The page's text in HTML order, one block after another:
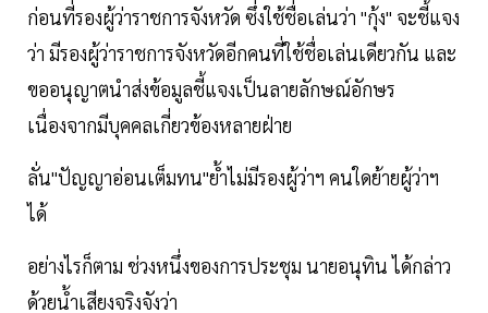
ก่อนที่รองผู้ว่าราชการจังหวัด ซึ่งใช้ชื่อเล่นว่า "กุ้ง" จะชี้แจง
ว่า มีรองผู้ว่าราชการจังหวัดอีกคนที่ใช้ชื่อเล่นเดียวกัน และ
ขออนุญาตนำส่งข้อมูลชี้แจงเป็นลายลักษณ์อักษร
เนื่องจากมีบุคคลเกี่ยวข้องหลายฝ่าย
ลั่น"ปัญญาอ่อนเต็มทน"ย้ำไม่มีรองผู้ว่าฯ คนใดย้ายผู้ว่าฯ
ได้
อย่างไรก็ตาม ช่วงหนึ่งของการประชุม นายอนุทิน ได้กล่าว
ด้วยน้ำเสียงจริงจังว่า